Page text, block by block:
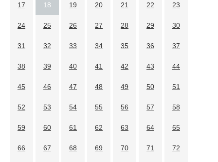
17 18 19 20 21 22 23
24 25 26 27 28 29 30
31 32 33 34 35 36 37
38 39 40 41 42 43 44
45 46 47 48 49 50 51
52 53 54 55 56 57 58
59 60 61 62 63 64 65
66 67 68 69 70 71 72